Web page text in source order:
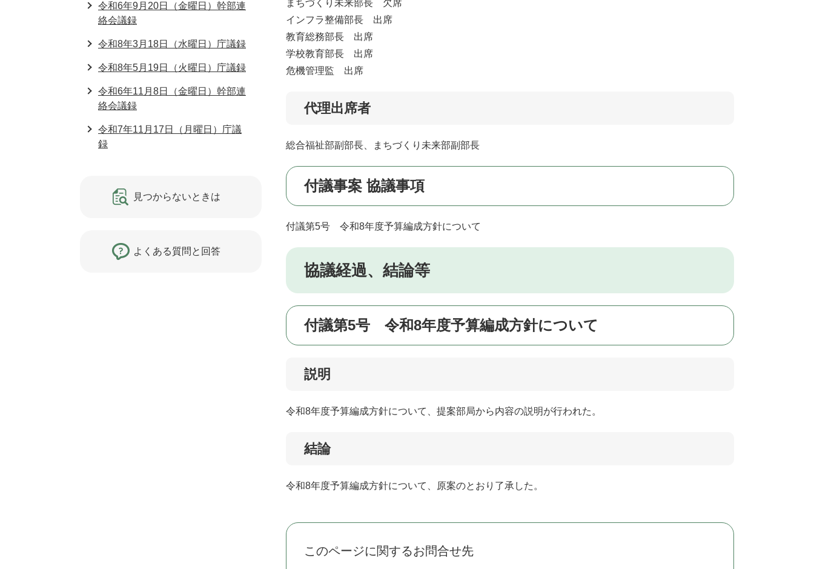
まちづくり未来部長 欠席
インフラ整備部長 出席
教育総務部長 出席
学校教育部長 出席
危機管理監 出席​
代理出席者
総合福祉部副部長、まちづくり未来部副部長
付議事案 協議事項
付議第5号 令和8年度予算編成方針について
協議経過、結論等
付議第5号 令和8年度予算編成方針について
説明
令和8年度予算編成方針について、提案部局から内容の説明が行われた。
結論
令和8年度予算編成方針について、原案のとおり了承した。
このページに関するお問合せ先
令和6年9月20日（金曜日）幹部連
絡会議録
令和8年3月18日（水曜日）庁議録
令和8年5月19日（火曜日）庁議録
令和6年11月8日（金曜日）幹部連
絡会議録
令和7年11月17日（月曜日）庁議
録
見つからないときは
よくある質問と回答